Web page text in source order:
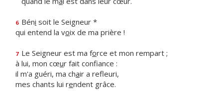
6 Béni soit le Seigneur *
qui entend la voix de ma prière !
7 Le Seigneur est ma force et mon rempart ;
à lui, mon cœur fait confiance :
il m'a guéri, ma chair a refleuri,
mes chants lui rendent grâce.